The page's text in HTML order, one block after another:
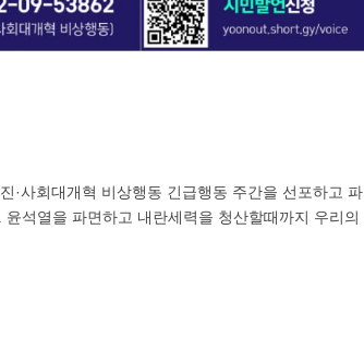
·사회대개혁 비상행동 긴급행동 주간을 선포하고 파
석열을 파면하고 내란세력을 청산할때까지 우리의